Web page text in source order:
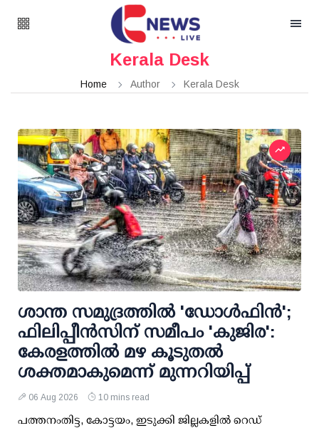
Kerala Desk
Home Author Kerala Desk
ശാന്ത സമുദ്രത്തില്‍ 'ഡോള്‍ഫിന്‍';
ഫിലിപ്പീന്‍സിന് സമീപം 'കുജിര':
കേരളത്തില്‍ മഴ കൂടുതല്‍
ശക്തമാകുമെന്ന് മുന്നറിയിപ്പ്
06 Aug 2026 10 mins read
പത്തനംതിട്ട, കോട്ടയം, ഇടുക്കി ജില്ലകളില്‍ റെഡ്